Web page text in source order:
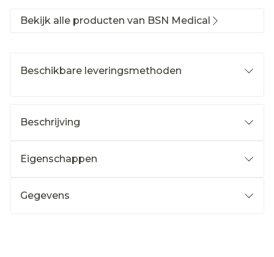
Bekijk alle producten van BSN Medical
Beschikbare leveringsmethoden
Beschrijving
Eigenschappen
Gegevens